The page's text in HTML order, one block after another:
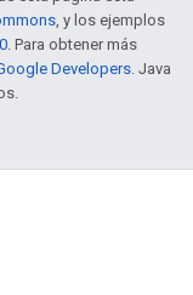
, y los ejemplos
. Para obtener más
Developers. Java